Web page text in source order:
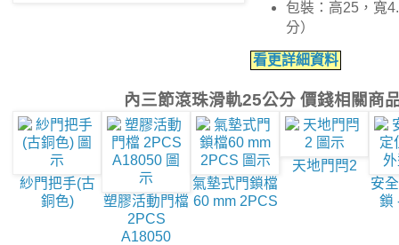
包裝：高25，寬
分）
看更詳細資料
內三節滾珠滑軌25公分 價錢相關商
紗門把手(古
銅色)
塑膠活動門檔
2PCS
A18050
氣墊式門鎖檔
60 mm 2PCS
天地門閂2
安
鎖